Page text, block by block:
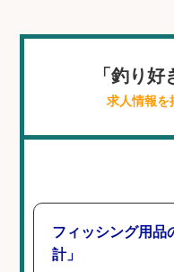
「釣り
求人情報を
フィッシング用品
計」